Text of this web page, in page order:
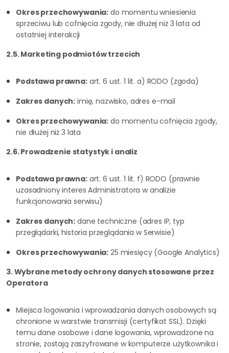
Okres przechowywania: do momentu wniesienia
sprzeciwu lub cofnięcia zgody, nie dłużej niż 3 lata od
ostatniej interakcji
2.5. Marketing podmiotów trzecich
Podstawa prawna:art. 6 ust. 1 lit. a) RODO (zgoda)
Zakres danych: imię, nazwisko, adres e-mail
Okres przechowywania: do momentu cofnięcia zgody,
nie dłużej niż 3 lata
2.6. Prowadzenie statystyk i analiz
Podstawa prawna:art. 6 ust. 1 lit. f) RODO (prawnie
uzasadniony interes Administratora w analizie
funkcjonowania serwisu)
Zakres danych: dane techniczne (adres IP, typ
przeglądarki, historia przeglądania w Serwisie)
Okres przechowywania: 25 miesięcy (Google Analytics)
3. Wybrane metody ochrony danych stosowane przez
Operatora
Miejsca logowania i wprowadzania danych osobowych są
chronione w warstwie transmisji (certyfikat SSL). Dzięki
temu dane osobowe i dane logowania, wprowadzone na
stronie, zostają zaszyfrowane w komputerze użytkownika i